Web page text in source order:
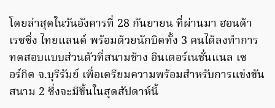
โดยล่าสุดในวันอังคารที่ 28 กันยายน ที่ผ่านมา ฮอนด้า
เรซซิ่ง ไทยแลนด์ พร้อมด้วยนักบิดทั้ง 3 คนได้ลงทำการ
ทดสอบแบบส่วนตัวที่สนามช้าง อินเตอร์เนชั่นแนล เซ
อร์กิต จ.บุรีรัมย์ เพื่อเตรียมความพร้อมสำหรับการแข่งขัน
สนาม 2 ซึ่งจะมีขึ้นในสุดสัปดาห์นี้